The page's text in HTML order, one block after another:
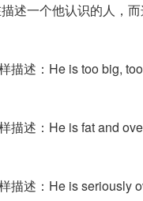
述一个他认识的人，
描述：He is too big,
描述：He is fat and
描述：He is seriously